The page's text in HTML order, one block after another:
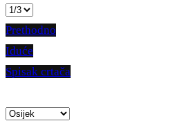
Prethodno
Iduće
Spisak crtača